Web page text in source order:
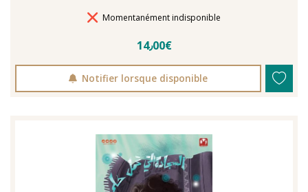
Délais de livraison
Momentanément indisponible
14٫00€
Notifier lorsque disponible